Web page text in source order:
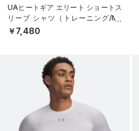
UAヒートギア エリート ショートス
リーブ シャツ（トレーニング/ME
N）
￥7,480